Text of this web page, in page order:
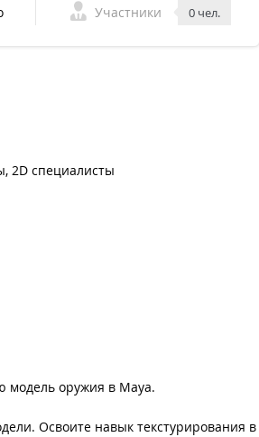
Участники 0 чел.
2D специалисты
модель оружия в Maya.
Освоите навык текстурирования в